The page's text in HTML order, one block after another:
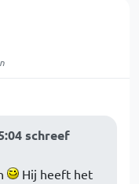
schreef
Hij heeft het